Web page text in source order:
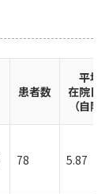
患者数
平均
在院日
（自院）
78 5.87